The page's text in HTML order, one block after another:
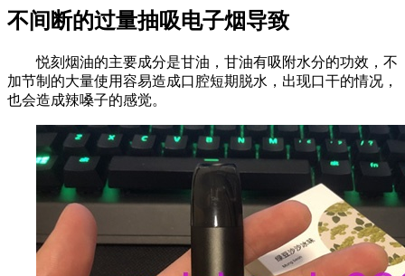
不间断的过量抽吸电子烟导致
悦刻烟油的主要成分是甘油，甘油有吸附水分的功效，不
加节制的大量使用容易造成口腔短期脱水，出现口干的情况，
也会造成辣嗓子的感觉。